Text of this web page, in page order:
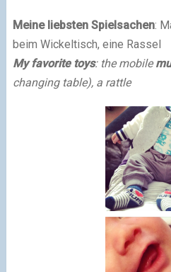
Meine liebsten Spielsachen:
beim Wickeltisch, eine Rassel
My favorite toys: the mobile
changing table), a rattle